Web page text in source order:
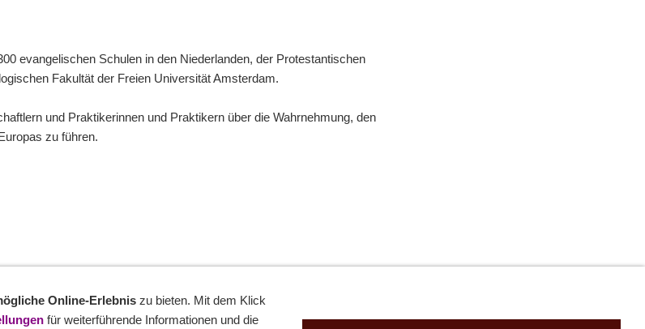
evangelischen Schulen in den Niederlanden, der Protestantischen
Fakultät der Freien Universität Amsterdam.
und Praktikerinnen und Praktikern über die Wahrnehmung, den
zu führen.
Online-Erlebnis zu bieten. Mit dem Klick
für weiterführende Informationen und die